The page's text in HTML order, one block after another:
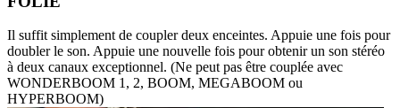
Il suffit simplement de coupler deux enceintes. Appuie une fois pour
doubler le son. Appuie une nouvelle fois pour obtenir un son stéréo
à deux canaux exceptionnel. (Ne peut pas être couplée avec
WONDERBOOM 1, 2, BOOM, MEGABOOM ou
HYPERBOOM)